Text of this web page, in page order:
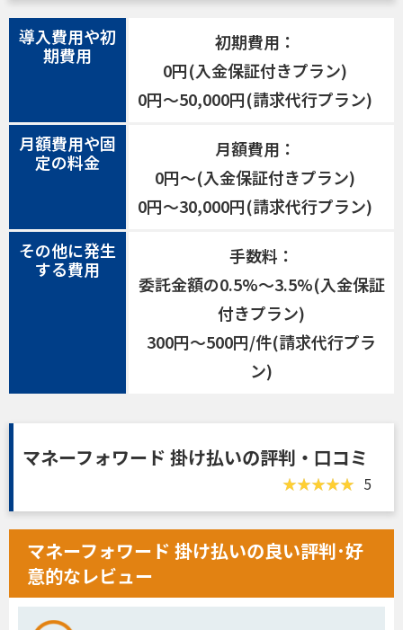
導入費用や初
期費用
初期費用：
0円(入金保証付きプラン)
0円〜50,000円(請求代行プラン)
月額費用や固
定の料金
月額費用：
0円〜(入金保証付きプラン)
0円〜30,000円(請求代行プラン)
その他に発生
する費用
手数料：
委託金額の0.5%～3.5%(入金保証
付きプラン)
300円〜500円/件(請求代行プラ
ン)
マネーフォワード 掛け払いの評判・口コミ
5
マネーフォワード 掛け払いの良い評判･好
意的なレビュー